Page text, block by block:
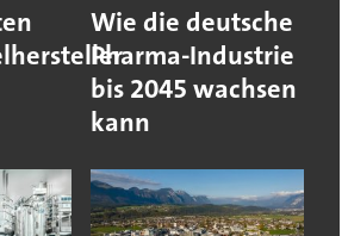
Wie die deutsche
Pharma-Industrie
bis 2045 wachsen
kann